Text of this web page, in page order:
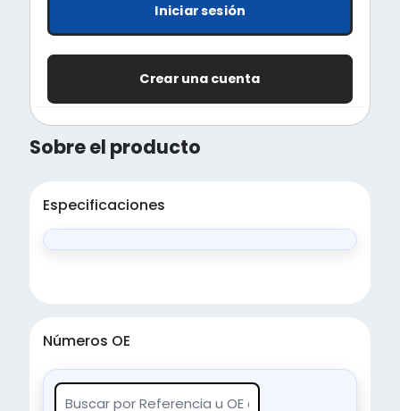
Iniciar sesión
Crear una cuenta
Sobre el producto
Especificaciones
Números OE